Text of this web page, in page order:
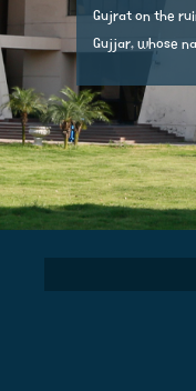
Gujrat on the
Gujjar, whose